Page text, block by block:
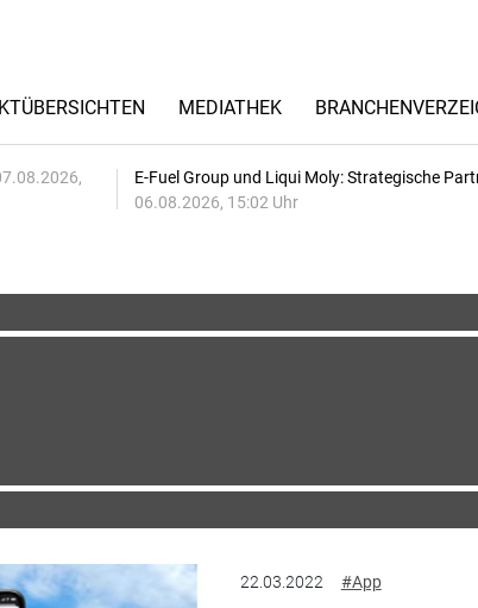
MEDIATHEK
E-Fuel Group und Liqui Moly: Strategische
06.08.2026, 15:02 Uhr
22.03.2022 #App